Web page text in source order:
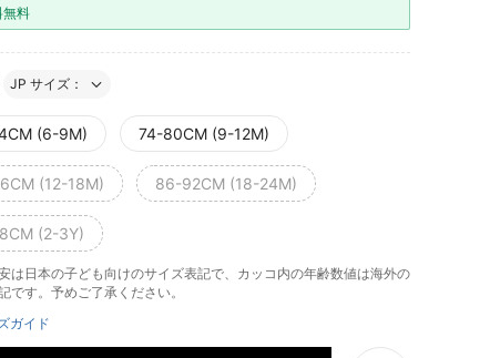
無料
JP サイズ：
(6-9M) 74-80CM (9-12M)
(12-18M) 86-92CM (18-24M)
(2-3Y)
は日本の子ども向けのサイズ表記で、カッコ内の年齢数値は海外の
です。予めご了承ください。
ガイド